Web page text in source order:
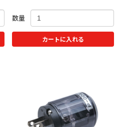
数量
カートに入れる